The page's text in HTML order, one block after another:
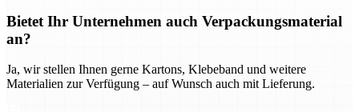
Bietet Ihr Unternehmen auch Verpackungsmaterial
an?
Ja, wir stellen Ihnen gerne Kartons, Klebeband und weitere
Materialien zur Verfügung – auf Wunsch auch mit Lieferung.